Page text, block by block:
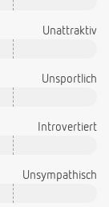
Unattraktiv
Unsportlich
Introvertiert
Unsympathisch